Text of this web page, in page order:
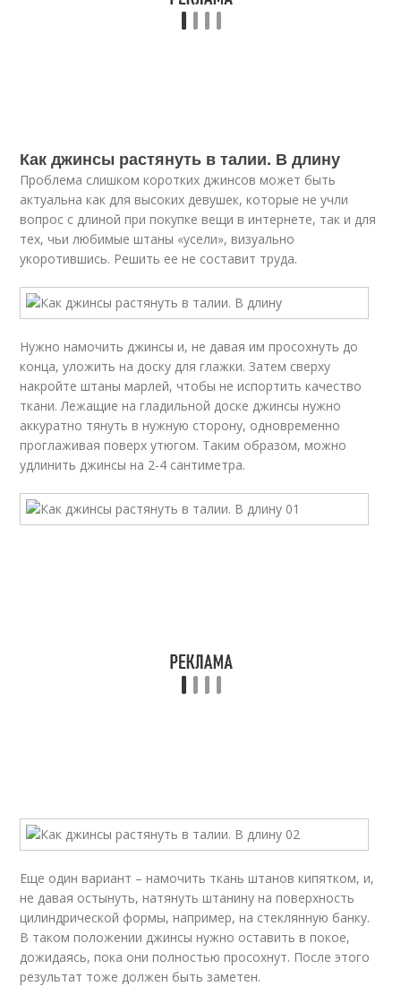
Как джинсы растянуть в талии. В длину
Проблема слишком коротких джинсов может быть
актуальна как для высоких девушек, которые не учли
вопрос с длиной при покупке вещи в интернете, так и для
тех, чьи любимые штаны «усели», визуально
укоротившись. Решить ее не составит труда.
Нужно намочить джинсы и, не давая им просохнуть до
конца, уложить на доску для глажки. Затем сверху
накройте штаны марлей, чтобы не испортить качество
ткани. Лежащие на гладильной доске джинсы нужно
аккуратно тянуть в нужную сторону, одновременно
проглаживая поверх утюгом. Таким образом, можно
удлинить джинсы на 2-4 сантиметра.
Еще один вариант – намочить ткань штанов кипятком, и,
не давая остынуть, натянуть штанину на поверхность
цилиндрической формы, например, на стеклянную банку.
В таком положении джинсы нужно оставить в покое,
дожидаясь, пока они полностью просохнут. После этого
результат тоже должен быть заметен.